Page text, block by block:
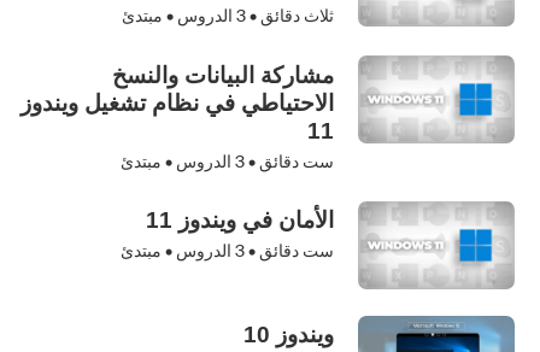
ثلاث دقائق •3 الدروس • مبتدئ
مشاركة البيانات والنسخ
الاحتياطي في نظام تشغيل ويندوز
11
ست دقائق •3 الدروس • مبتدئ
الأمان في ويندوز 11
ست دقائق •3 الدروس • مبتدئ
ويندوز 10